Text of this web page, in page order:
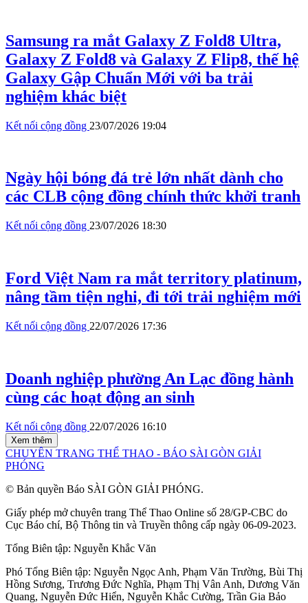
Samsung ra mắt Galaxy Z Fold8 Ultra,
Galaxy Z Fold8 và Galaxy Z Flip8, thế hệ
Galaxy Gập Chuẩn Mới với ba trải
nghiệm khác biệt
Kết nối cộng đồng 23/07/2026 19:04
Ngày hội bóng đá trẻ lớn nhất dành cho
các CLB cộng đồng chính thức khởi tranh
Kết nối cộng đồng 23/07/2026 18:30
Ford Việt Nam ra mắt territory platinum,
nâng tầm tiện nghi, đi tới trải nghiệm mới
Kết nối cộng đồng 22/07/2026 17:36
Doanh nghiệp phường An Lạc đồng hành
cùng các hoạt động an sinh
Kết nối cộng đồng 22/07/2026 16:10
Xem thêm
CHUYÊN TRANG THỂ THAO - BÁO SÀI GÒN GIẢI
PHÓNG
© Bản quyền Báo SÀI GÒN GIẢI PHÓNG.
Giấy phép mở chuyên trang Thể Thao Online số 28/GP-CBC do
Cục Báo chí, Bộ Thông tin và Truyền thông cấp ngày 06-09-2023.
Tổng Biên tập: Nguyễn Khắc Văn
Phó Tổng Biên tập: Nguyễn Ngọc Anh, Phạm Văn Trường, Bùi Thị
Hồng Sương, Trương Đức Nghĩa, Phạm Thị Vân Anh, Dương Văn
Quang, Nguyễn Đức Hiển, Nguyễn Khắc Cường, Trần Gia Bảo